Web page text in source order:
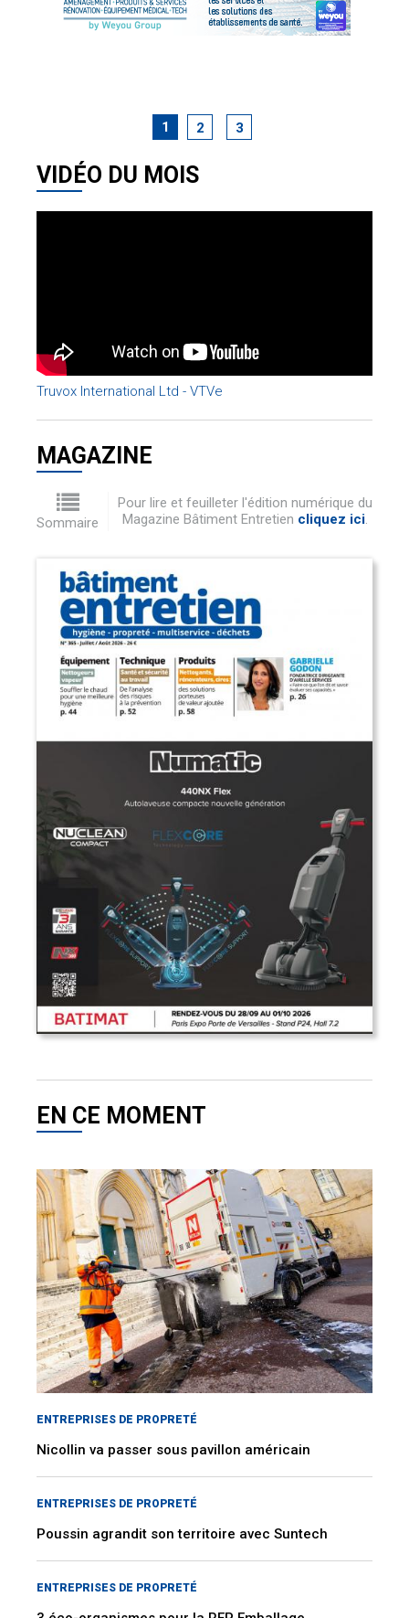
1 2 3
VIDÉO DU MOIS
Truvox International Ltd - VTVe
MAGAZINE
Sommaire
Pour lire et feuilleter l'édition numérique du
Magazine Bâtiment Entretien cliquez ici.
EN CE MOMENT
ENTREPRISES DE PROPRETÉ
Nicollin va passer sous pavillon américain
ENTREPRISES DE PROPRETÉ
Poussin agrandit son territoire avec Suntech
ENTREPRISES DE PROPRETÉ